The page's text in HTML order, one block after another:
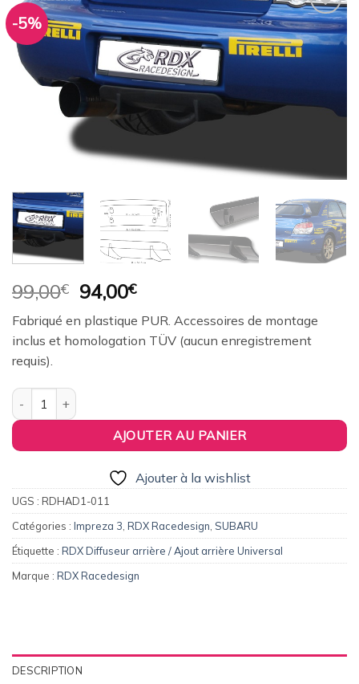
-5%
Ajouter
à la
wishlist
99,00€
Le
prix
initial
était :
94,00€Le
prix
actuel
est :
Fabriqué en plastique PUR. Accessoires de montage
inclus et homologation TÜV (aucun enregistrement
requis).
quantité de Diffuseur arrière RDX U-Diff pour SUBARU Impreza
AJOUTER AU PANIER
Ajouter à la wishlist
UGS : RDHAD1-011
Catégories : Impreza 3 RDX Racedesign SUBARU
Étiquette : RDX Diffuseur arrière / Ajout arrière Universal
Marque : RDX Racedesign
DESCRIPTION